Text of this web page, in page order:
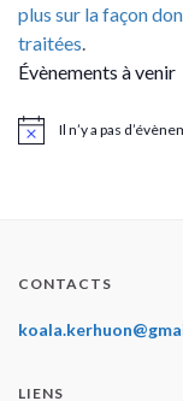
plus sur la façon
traitées.
Évènements à venir
NoticeIl n’y a pas
CONTACTS
LIENS